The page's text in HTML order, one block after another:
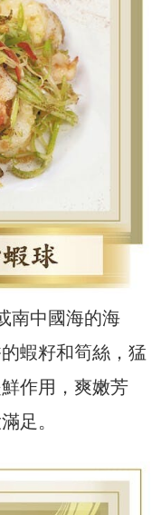
南中國海的海
蝦籽和筍絲，猛
作用，爽嫩芳
足。